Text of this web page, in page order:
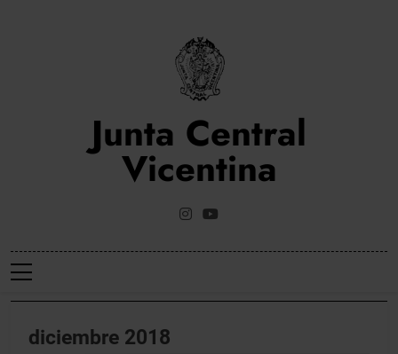
Junta Central
Vicentina
Web Oficial De La Junta Central Vicentina De Valencia
diciembre 2018